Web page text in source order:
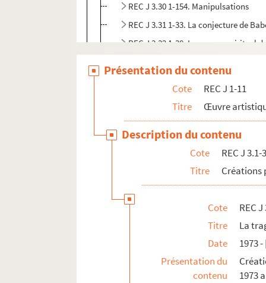
REC J 3.30 1-154. Manipulsations
REC J 3.31 1-33. La conjecture de
REC J 3.32 1-38. Le voyage spirituel
REC J 3.37 1-13. Le petit retable de
REC J 3.38 1-8. Le bain de cristal
REC J 3.39 1-6. Les amants de
REC J 4.1-27. Accueil au Théâtre des
REC J 5.1-24. Projets inaboutis.
REC J 6.1-2. Textes de pièce
REC J 7.1-2. Droits d'auteur
Présentation du contenu
Cote
REC J 1-11
Titre
Œuvre
Description du contenu
Cote
REC J 3.1-
Titre
Créations
Cote
REC
Titre
La
Date
1973
Présentation du
contenu
1973